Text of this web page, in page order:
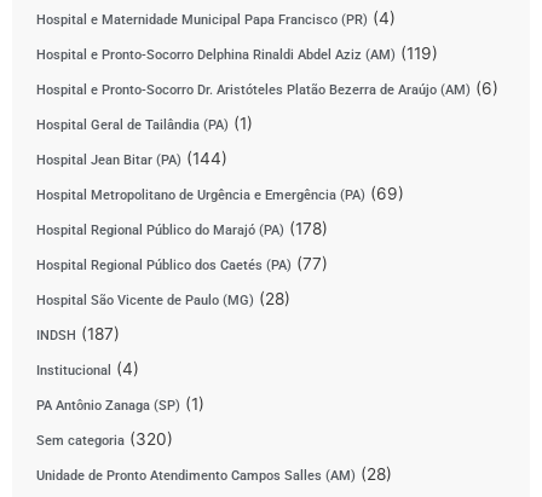
Hospital e Maternidade Municipal Papa Francisco (PR) (4)
Hospital e Pronto-Socorro Delphina Rinaldi Abdel Aziz (AM) (119)
Hospital e Pronto-Socorro Dr. Aristóteles Platão Bezerra de Araújo (AM) (6)
Hospital Geral de Tailândia (PA) (1)
Hospital Jean Bitar (PA) (144)
Hospital Metropolitano de Urgência e Emergência (PA) (69)
Hospital Regional Público do Marajó (PA) (178)
Hospital Regional Público dos Caetés (PA) (77)
Hospital São Vicente de Paulo (MG) (28)
INDSH (187)
Institucional (4)
PA Antônio Zanaga (SP) (1)
Sem categoria (320)
Unidade de Pronto Atendimento Campos Salles (AM) (28)